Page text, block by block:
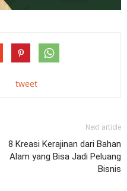
tweet
Next article
8 Kreasi Kerajinan dari Bahan
Alam yang Bisa Jadi Peluang
Bisnis